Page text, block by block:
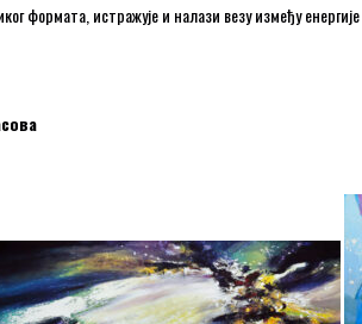
формата, истражује и налази везу између